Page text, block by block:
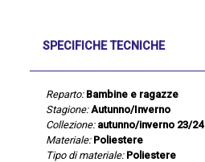
SPECIFICHE TECNICHE
Reparto: Bambine e ragazze
Stagione: Autunno/Inverno
Collezione: autunno/inverno 23/24
Materiale: Poliestere
Tipo di materiale: Poliestere